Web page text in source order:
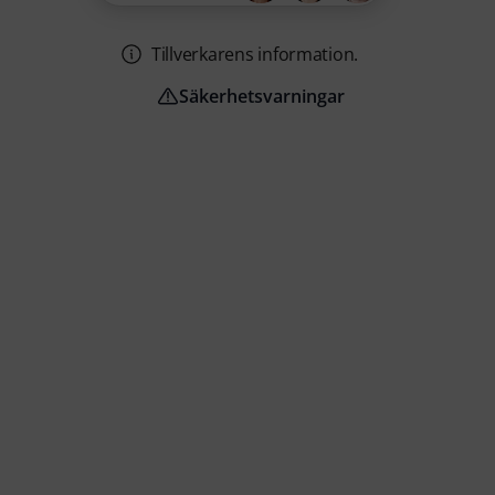
Tillverkarens information.
Säkerhetsvarningar